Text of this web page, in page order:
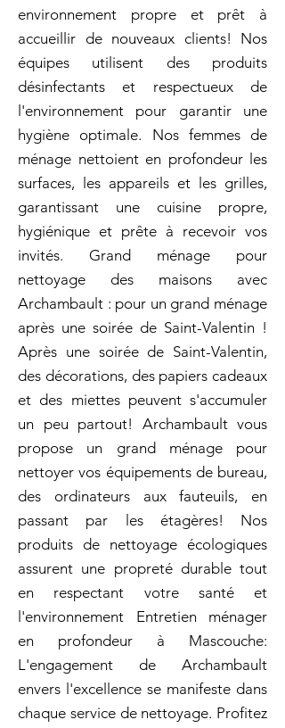
environnement propre et prêt à
accueillir de nouveaux clients! Nos
équipes utilisent des produits
désinfectants et respectueux de
l'environnement pour garantir une
hygiène optimale. Nos femmes de
ménage nettoient en profondeur les
surfaces, les appareils et les grilles,
garantissant une cuisine propre,
hygiénique et prête à recevoir vos
invités. Grand ménage pour
nettoyage des maisons avec
Archambault : pour un grand ménage
après une soirée de Saint-Valentin !
Après une soirée de Saint-Valentin,
des décorations, des papiers cadeaux
et des miettes peuvent s'accumuler
un peu partout! Archambault vous
propose un grand ménage pour
nettoyer vos équipements de bureau,
des ordinateurs aux fauteuils, en
passant par les étagères! Nos
produits de nettoyage écologiques
assurent une propreté durable tout
en respectant votre santé et
l'environnement Entretien ménager
en profondeur à Mascouche:
L'engagement de Archambault
envers l'excellence se manifeste dans
chaque service de nettoyage. Profitez